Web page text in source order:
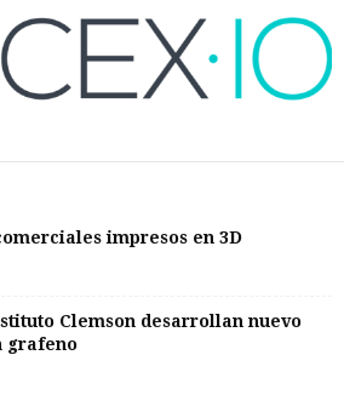
impresos en 3D
Clemson desarrollan nuevo
grafeno